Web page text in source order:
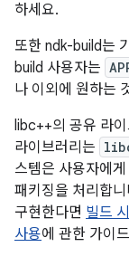
하세요.
또한 ndk-build는
build 사용자는
나 이외에 원하는
libc++의 공유 라
라이브러리는
스템은 사용자에
패키징을 처리합
구현한다면 빌드
사용에 관한 가이